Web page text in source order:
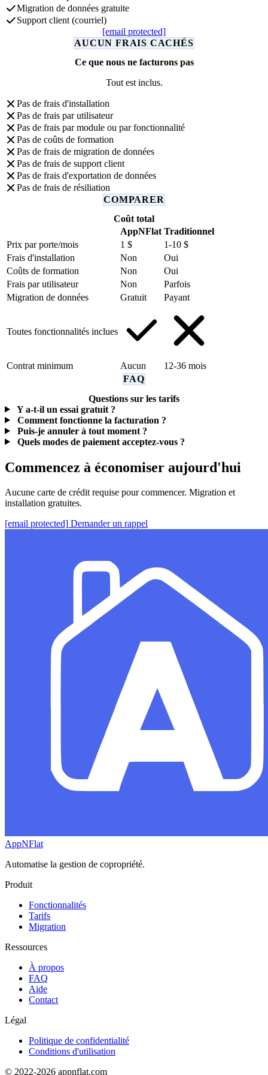
Migration de données gratuite
Support client (courriel)
[email protected]
AUCUN FRAIS CACHÉS
Ce que nous ne facturons pas
Tout est inclus.
Pas de frais d'installation
Pas de frais par utilisateur
Pas de frais par module ou par fonctionnalité
Pas de coûts de formation
Pas de frais de migration de données
Pas de frais de support client
Pas de frais d'exportation de données
Pas de frais de résiliation
COMPARER
Coût total
AppNFlat Traditionnel
Prix par porte/mois
1 $
1-10 $
Frais d'installation
Non
Oui
Coûts de formation
Non
Oui
Frais par utilisateur
Non
Parfois
Migration de données
Gratuit Payant
Toutes fonctionnalités inclues
Contrat minimum Aucun
12-36 mois
FAQ
Questions sur les tarifs
Y a-t-il un essai gratuit ?
Comment fonctionne la facturation ?
Puis-je annuler à tout moment ?
Quels modes de paiement acceptez-vous ?
Commencez à économiser aujourd'hui
Aucune carte de crédit requise pour commencer. Migration et
installation gratuites.
[email protected] Demander un rappel
AppNFlat
Automatise la gestion de copropriété.
Produit
Fonctionnalités
Tarifs
Migration
Ressources
À propos
FAQ
Aide
Contact
Légal
Politique de confidentialité
Conditions d'utilisation
© 2022-2026 appnflat.com